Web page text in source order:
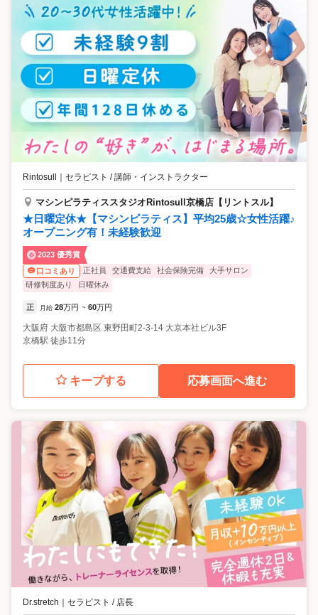
Rintosull ｜ セラピスト / 講師・インストラクター
マシンピラティススタジオRintosull京橋店【リントスル】
★日曜定休★【マシンピラティス】平均25歳☆女性活躍♪
オープニング有！未経験歓迎
2023 優秀賞
口コミあり
正社員 交通費支給 社会保険完備
大手サロン
研修制度あり
日曜休み
正 月給 28万円 ~ 60万円
大阪府 大阪市都島区 東野田町2-3-14 大京本社ビル3F
京橋駅 徒歩11分
キープする 応募画面へ進む
Dr.stretch ｜ セラピスト / 店長